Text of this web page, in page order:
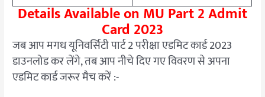
Details Available on MU Part 2 Admit
Card 2023
जब आप मगध यूनिवर्सिटी पार्ट 2 परीक्षा एडमिट कार्ड 2023
डाउनलोड कर लेंगे, तब आप नीचे दिए गए विवरण से अपना
एडमिट कार्ड जरूर मैच करें :-